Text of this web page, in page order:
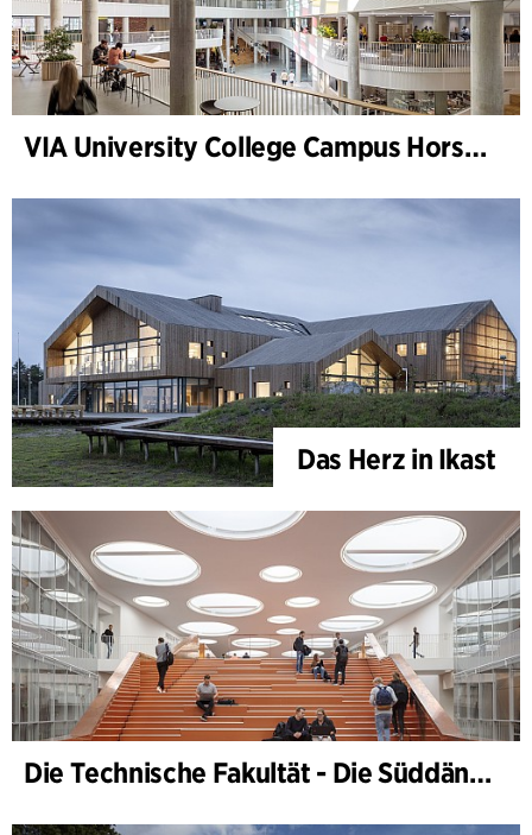
VIA University College Campus Horsens
Das Herz in Ikast
Die Technische Fakultät - Die Süddänische Universität